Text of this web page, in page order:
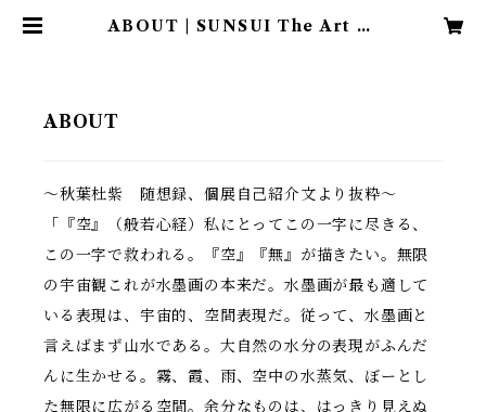
ABOUT | SUNSUI The Art of
ABOUT
〜秋葉杜紫 随想録、個展自己紹介文より抜粋〜
「『空』（般若心経）私にとってこの一字に尽きる、
この一字で救われる。『空』『無』が描きたい。無限
の宇宙観これが水墨画の本来だ。水墨画が最も適して
いる表現は、宇宙的、空間表現だ。従って、水墨画と
言えばまず山水である。大自然の水分の表現がふんだ
んに生かせる。霧、霞、雨、空中の水蒸気、ぼーとし
た無限に広がる空間。余分なものは、はっきり見えぬ